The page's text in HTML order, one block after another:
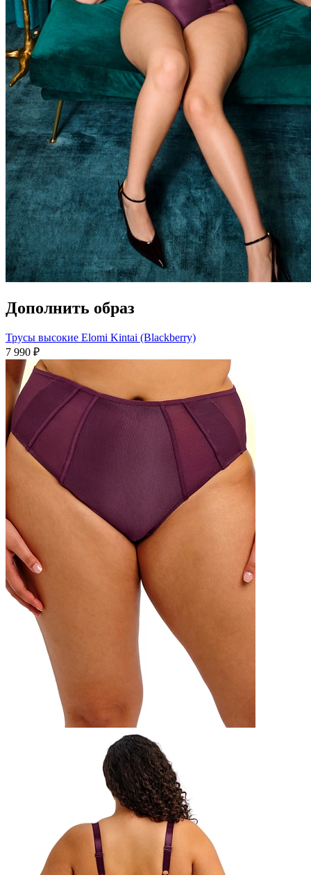
Дополнить образ
Трусы высокие Elomi Kintai (Blackberry)
7 990 ₽